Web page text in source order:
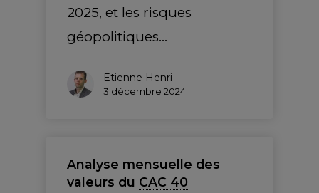
2025, et les risques
géopolitiques…
Etienne Henri
3 décembre 2024
Analyse mensuelle des
valeurs du CAC 40